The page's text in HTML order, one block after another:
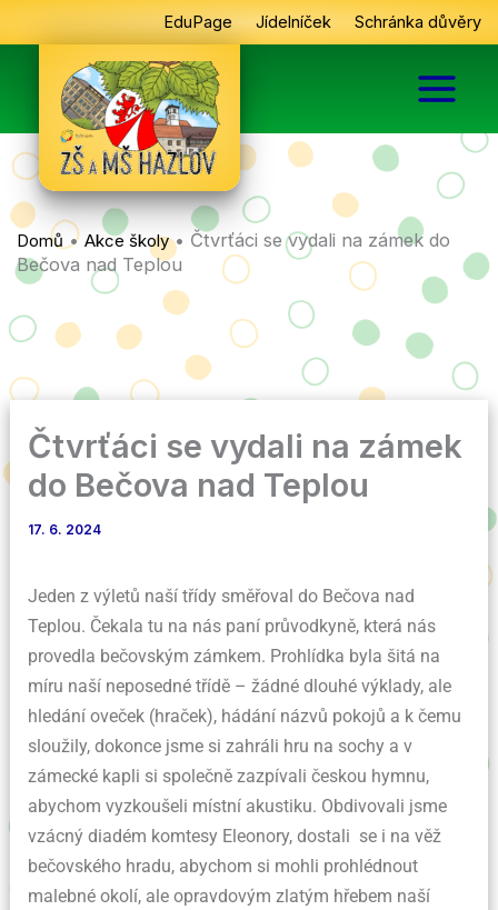
na
EduPage Jídelníček Schránka důvěry
Domů • Akce školy• Čtvrťáci se vydali na zámek do
Bečova nad Teplou
Čtvrťáci se vydali na zámek
do Bečova nad Teplou
17. 6. 2024
Jeden z výletů naší třídy směřoval do Bečova nad
Teplou. Čekala tu na nás paní průvodkyně, která nás
provedla bečovským zámkem. Prohlídka byla šitá na
míru naší neposedné třídě – žádné dlouhé výklady, ale
hledání oveček (hraček), hádání názvů pokojů a k čemu
sloužily, dokonce jsme si zahráli hru na sochy a v
zámecké kapli si společně zazpívali českou hymnu,
abychom vyzkoušeli místní akustiku. Obdivovali jsme
vzácný diadém komtesy Eleonory, dostali se i na věž
bečovského hradu, abychom si mohli prohlédnout
malebné okolí, ale opravdovým zlatým hřebem naší